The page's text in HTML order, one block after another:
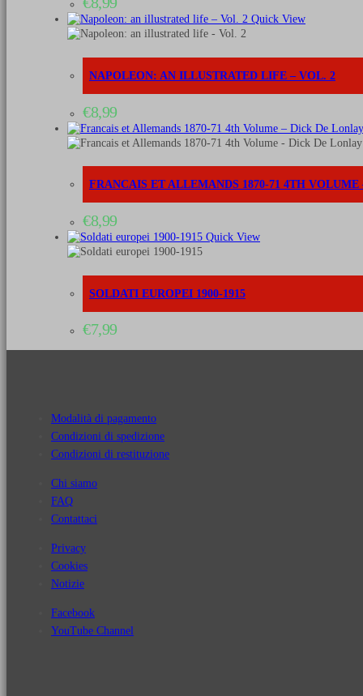
Quick View
NAPOLEON: AN ILLUSTRATED LIFE – VOL. 2
€8,99
FRANCAIS ET ALLEMANDS 1870-71 4TH
€8,99
Quick View
SOLDATI EUROPEI 1900-1915
€7,99
Modalità di pagamento
Condizioni di spedizione
Condizioni di restituzione
Chi siamo
FAQ
Contattaci
Privacy
Cookies
Notizie
Facebook
YouTube Channel